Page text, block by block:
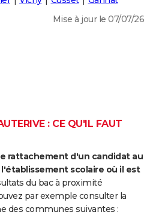
Mise à jour le 07/07/26
: CE QU'IL FAUT
rattachement d'un candidat au
scolaire où il est
du bac à proximité
par exemple consulter la
des communes suivantes :